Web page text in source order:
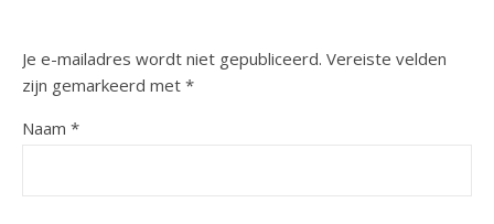
Je e-mailadres wordt niet gepubliceerd. Vereiste velden
zijn gemarkeerd met *
Naam *